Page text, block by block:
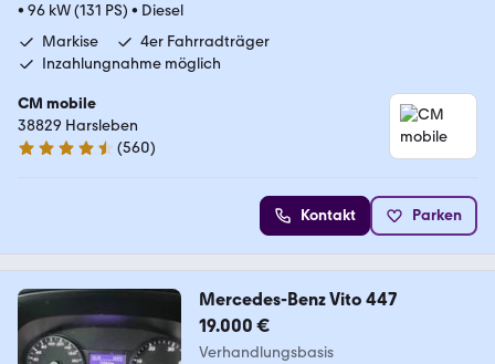
• 96 kW (131 PS) • Diesel
Markise
4er Fahrradträger
Inzahlungnahme möglich
CM mobile
38829 Harsleben
4.7 Sterne
(560)
Kontakt Parken
Mercedes-Benz Vito 447
19.000 €
Verhandlungsbasis